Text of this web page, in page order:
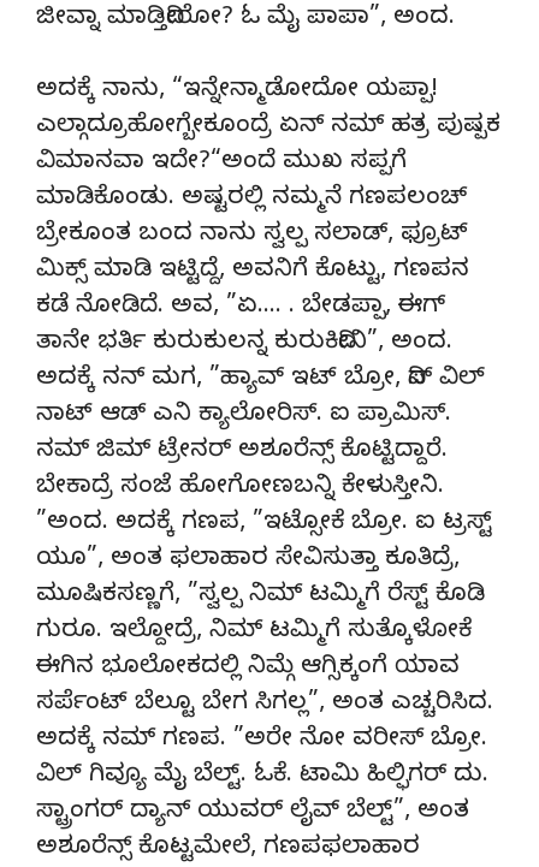
ಜೀವ್ನಾ ಮಾಡ್ತಿದೀರೋ? ಓ ಮೈ ಪಾಪಾ”, ಅಂದ.
ಅದಕ್ಕೆ ನಾನು, “ಇನ್ನೇನ್ಮಾಡೋದೋ ಯಪ್ಪಾ!
ಎಲ್ಗಾದ್ರೂಹೋಗ್ಬೇಕೂಂದ್ರೆ ಏನ್ ನಮ್ ಹತ್ರ ಪುಷ್ಪಕ
ವಿಮಾನವಾ ಇದೇ?“ಅಂದೆ ಮುಖ ಸಪ್ಪಗೆ
ಮಾಡಿಕೊಂಡು. ಅಷ್ಟರಲ್ಲಿ ನಮ್ಮನೆ ಗಣಪಲಂಚ್
ಬ್ರೇಕೂಂತ ಬಂದ ನಾನು ಸ್ವಲ್ಪ ಸಲಾಡ್, ಫ್ರೂಟ್
ಮಿಕ್ಸ್ ಮಾಡಿ ಇಟ್ಟಿದ್ದೆ, ಅವನಿಗೆ ಕೊಟ್ಟು, ಗಣಪನ
ಕಡೆ ನೋಡಿದೆ. ಅವ, ”ಏ…. . ಬೇಡಪ್ಪಾ, ಈಗ್
ತಾನೇ ಭರ್ತಿ ಕುರುಕುಲನ್ನ ಕುರುಕಿದೀನಿ”, ಅಂದ.
ಅದಕ್ಕೆ ನನ್ ಮಗ, ”ಹ್ಯಾವ್ ಇಟ್ ಬ್ರೋ, ದಿಸ್ ವಿಲ್
ನಾಟ್ ಆಡ್ ಎನಿ ಕ್ಯಾಲೋರಿಸ್. ಐ ಪ್ರಾಮಿಸ್.
ನಮ್ ಜಿಮ್ ಟ್ರೇನರ್ ಅಶೂರೆನ್ಸ್ ಕೊಟ್ಟಿದ್ದಾರೆ.
ಬೇಕಾದ್ರೆ ಸಂಜೆ ಹೋಗೋಣಬನ್ನಿ ಕೇಳುಸ್ತೀನಿ.
”ಅಂದ. ಅದಕ್ಕೆ ಗಣಪ, ”ಇಟ್ಸೋಕೆ ಬ್ರೋ. ಐ ಟ್ರಸ್ಟ್
ಯೂ”, ಅಂತ ಫಲಾಹಾರ ಸೇವಿಸುತ್ತಾ ಕೂತಿದ್ರೆ,
ಮೂಷಿಕಸಣ್ಣಗೆ, ”ಸ್ವಲ್ಪ ನಿಮ್ ಟಮ್ಮಿಗೆ ರೆಸ್ಟ್ ಕೊಡಿ
ಗುರೂ. ಇಲ್ದೋದ್ರೆ, ನಿಮ್ ಟಮ್ಮಿಗೆ ಸುತ್ಕೊಳೋಕೆ
ಈಗಿನ ಭೂಲೋಕದಲ್ಲಿ ನಿಮ್ಗೆ ಆಗ್ಸಿಕ್ಕಂಗೆ ಯಾವ
ಸರ್ಪೆಂಟ್ ಬೆಲ್ಟೂ ಬೇಗ ಸಿಗಲ್ಲ”, ಅಂತ ಎಚ್ಚರಿಸಿದ.
ಅದಕ್ಕೆ ನಮ್ ಗಣಪ. ”ಅರೇ ನೋ ವರೀಸ್ ಬ್ರೋ.
ವಿಲ್ ಗಿವ್ಯೂ ಮೈ ಬೆಲ್ಟ್. ಓಕೆ. ಟಾಮಿ ಹಿಲ್ಫಿಗರ್ ದು.
ಸ್ಟ್ರಾಂಗರ್ ದ್ಯಾನ್ ಯುವರ್ ಲೈವ್ ಬೆಲ್ಟ್”, ಅಂತ
ಅಶೂರೆನ್ಸ್ ಕೊಟ್ಟಮೇಲೆ, ಗಣಪಫಲಾಹಾರ